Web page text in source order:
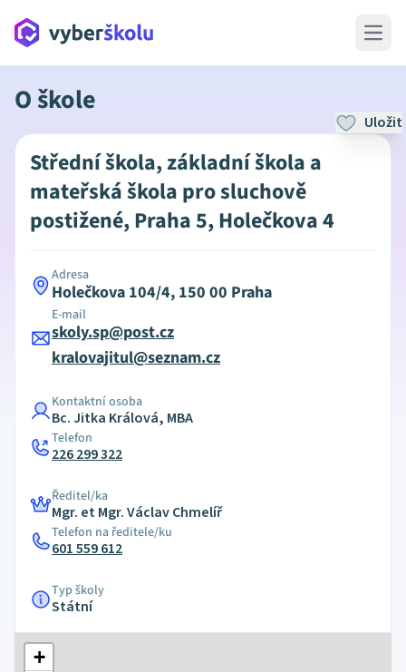
Open
O škole
Uložit
Střední škola, základní škola a
mateřská škola pro sluchově
postižené, Praha 5, Holečkova 4
Adresa
Holečkova 104/4, 150 00 Praha
E-mail
skoly.sp@post.cz
kralovajitul@seznam.cz
Kontaktní osoba
Bc. Jitka Králová, MBA
Telefon
226 299 322
Ředitel/ka
Mgr. et Mgr. Václav Chmelíř
Telefon na ředitele/ku
601 559 612
Typ školy
Státní
+